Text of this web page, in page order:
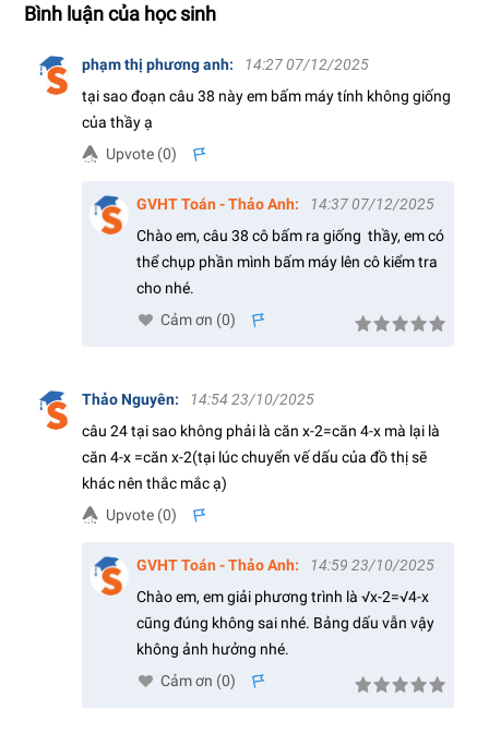
Bình luận của học sinh
phạm thị phương anh:
14:27 07/12/2025
tại sao đoạn câu 38 này em bấm máy tính không giống
của thầy ạ
Upvote (0)
GVHT Toán - Thảo Anh:
14:37 07/12/2025
Chào em, câu 38 cô bấm ra giống thầy, em có
thể chụp phần mình bấm máy lên cô kiểm tra
cho nhé.
Cảm ơn (0)
Thảo Nguyên:
14:54 23/10/2025
câu 24 tại sao không phải là căn x-2=căn 4-x mà lại là
căn 4-x =căn x-2(tại lúc chuyển vế dấu của đồ thị sẽ
khác nên thắc mắc ạ)
Upvote (0)
GVHT Toán - Thảo Anh:
14:59 23/10/2025
Chào em, em giải phương trình là √x-2=√4-x
cũng đúng không sai nhé. Bảng dấu vẫn vậy
không ảnh hưởng nhé.
Cảm ơn (0)